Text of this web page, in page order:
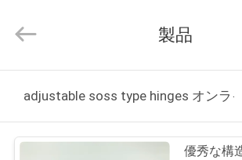
プ
JinKaiLi
Hardware
All
Reserved.
Developed
ECER
製品
adjustable soss type hinges オンラ
優秀な構